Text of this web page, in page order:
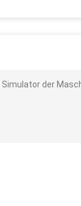
Simulator der